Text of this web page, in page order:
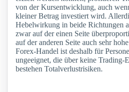
von der Kursentwicklung, auch
kleiner Betrag investiert wird.
Hebelwirkung in beide Richtungen
zwar auf der einen Seite
auf der anderen Seite auch sehr
Forex-Handel ist deshalb für
ungeeignet, die über keine Trading-
bestehen Totalverlustrisiken.